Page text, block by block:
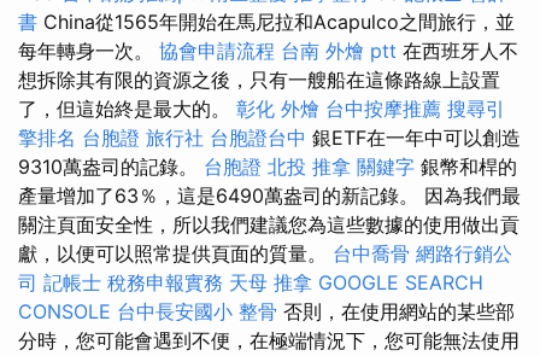
書 China從1565年開始在馬尼拉和Acapulco之間旅行，並
每年轉身一次。 協會申請流程 台南 外燴 ptt 在西班牙人不
想拆除其有限的資源之後，只有一艘船在這條路線上設置
了，但這始終是最大的。 彰化 外燴 台中按摩推薦 搜尋引
擎排名 台胞證 旅行社 台胞證台中 銀ETF在一年中可以創造
9310萬盎司的記錄。 台胞證 北投 推拿 關鍵字 銀幣和桿的
產量增加了63％，這是6490萬盎司的新記錄。 因為我們最
關注頁面安全性，所以我們建議您為這些數據的使用做出貢
獻，以便可以照常提供頁面的質量。 台中喬骨 網路行銷公
司 記帳士 稅務申報實務 天母 推拿 GOOGLE SEARCH
CONSOLE 台中長安國小 整骨 否則，在使用網站的某些部
分時，您可能會遇到不便，在極端情況下，您可能無法使用